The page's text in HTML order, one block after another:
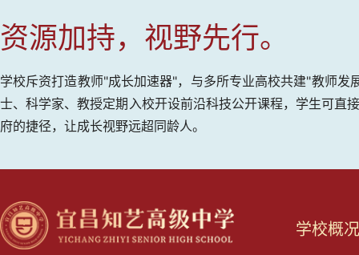
资源加持，视野先行。
学校斥资打造教师"成长加速器"，与多所专业高校共建"教师
士、科学家、教授定期入校开设前沿科技公开课程，学生可直
府的捷径，让成长视野远超同龄人。
学校概况